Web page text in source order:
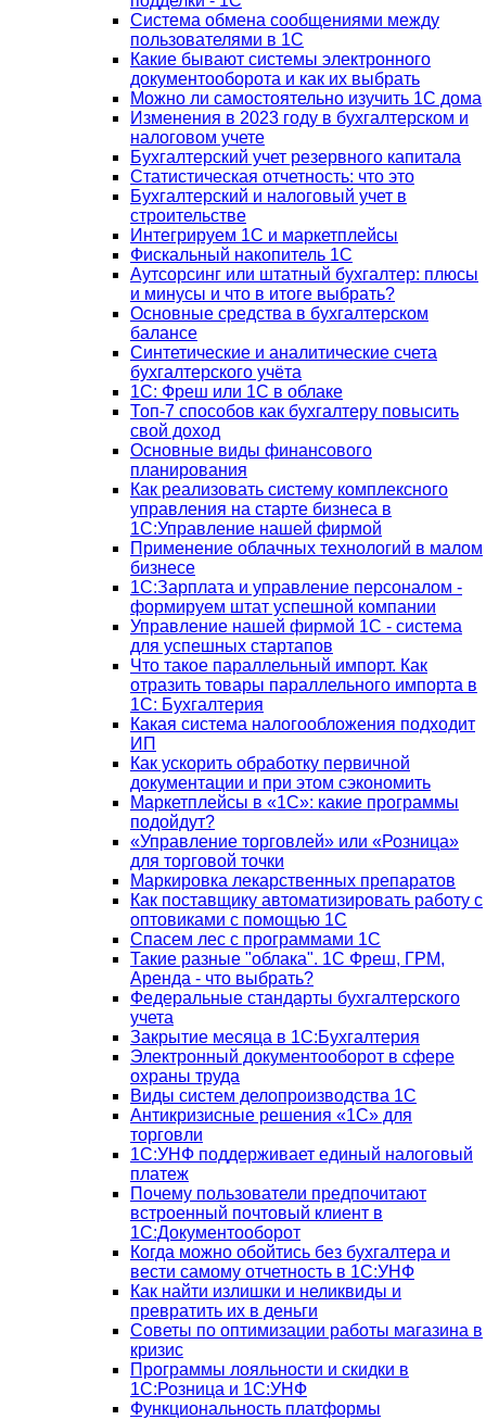
Система обмена сообщениями между
пользователями в 1С
Какие бывают системы электронного
документооборота и как их выбрать
Можно ли самостоятельно изучить 1С дома
Изменения в 2023 году в бухгалтерском и
налоговом учете
Бухгалтерский учет резервного капитала
Статистическая отчетность: что это
Бухгалтерский и налоговый учет в
строительстве
Интегрируем 1С и маркетплейсы
Фискальный накопитель 1С
Аутсорсинг или штатный бухгалтер: плюсы
и минусы и что в итоге выбрать?
Основные средства в бухгалтерском
балансе
Синтетические и аналитические счета
бухгалтерского учёта
1C: Фреш или 1С в облаке
Топ-7 способов как бухгалтеру повысить
свой доход
Основные виды финансового
планирования
Как реализовать систему комплексного
управления на старте бизнеса в
1С:Управление нашей фирмой
Применение облачных технологий в малом
бизнесе
1C:Зарплата и управление персоналом -
формируем штат успешной компании
Управление нашей фирмой 1C - система
для успешных стартапов
Что такое параллельный импорт. Как
отразить товары параллельного импорта в
1С: Бухгалтерия
Какая система налогообложения подходит
ИП
Как ускорить обработку первичной
документации и при этом сэкономить
Маркетплейсы в «1С»: какие программы
подойдут?
«Управление торговлей» или «Розница»
для торговой точки
Маркировка лекарственных препаратов
Как поставщику автоматизировать работу с
оптовиками с помощью 1С
Спасем лес с программами 1С
Такие разные "облака". 1С Фреш, ГРМ,
Аренда - что выбрать?
Федеральные стандарты бухгалтерского
учета
Закрытие месяца в 1С:Бухгалтерия
Электронный документооборот в сфере
охраны труда
Виды систем делопроизводства 1C
Антикризисные решения «1С» для
торговли
1С:УНФ поддерживает единый налоговый
платеж
Почему пользователи предпочитают
встроенный почтовый клиент в
1С:Документооборот
Когда можно обойтись без бухгалтера и
вести самому отчетность в 1С:УНФ
Как найти излишки и неликвиды и
превратить их в деньги
Советы по оптимизации работы магазина в
кризис
Программы лояльности и скидки в
1С:Розница и 1С:УНФ
Функциональность платформы